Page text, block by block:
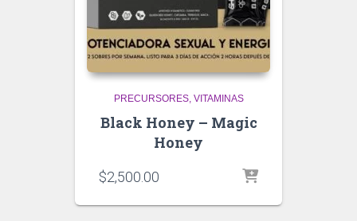
PRECURSORES VITAMINAS
Black Honey – Magic
Honey
$2,500.00